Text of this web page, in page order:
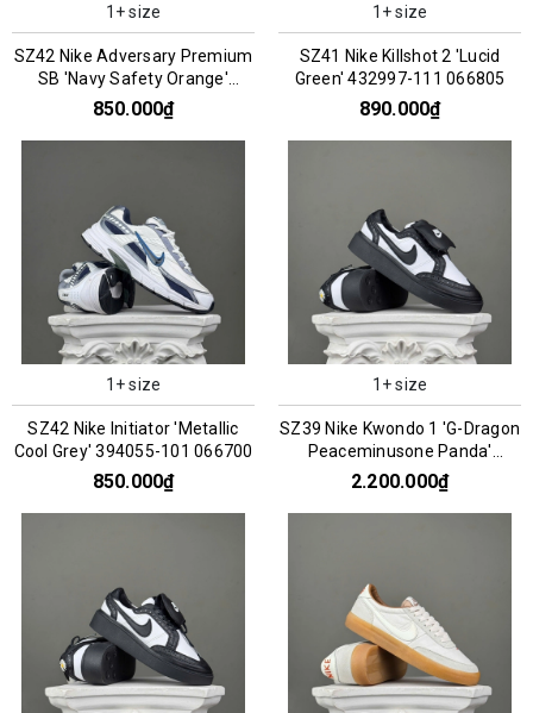
1+ size
SZ42 Nike Adversary Premium
SB 'Navy Safety Orange'
CW7456-402 066297
850.000₫
1+ size
SZ41 Nike Killshot 2 'Lucid
Green' 432997-111 066805
890.000₫
1+ size
SZ42 Nike Initiator 'Metallic
Cool Grey' 394055-101 066700
850.000₫
1+ size
SZ39 Nike Kwondo 1 'G-Dragon
Peaceminusone Panda'
DH2482-101 066957
2.200.000₫